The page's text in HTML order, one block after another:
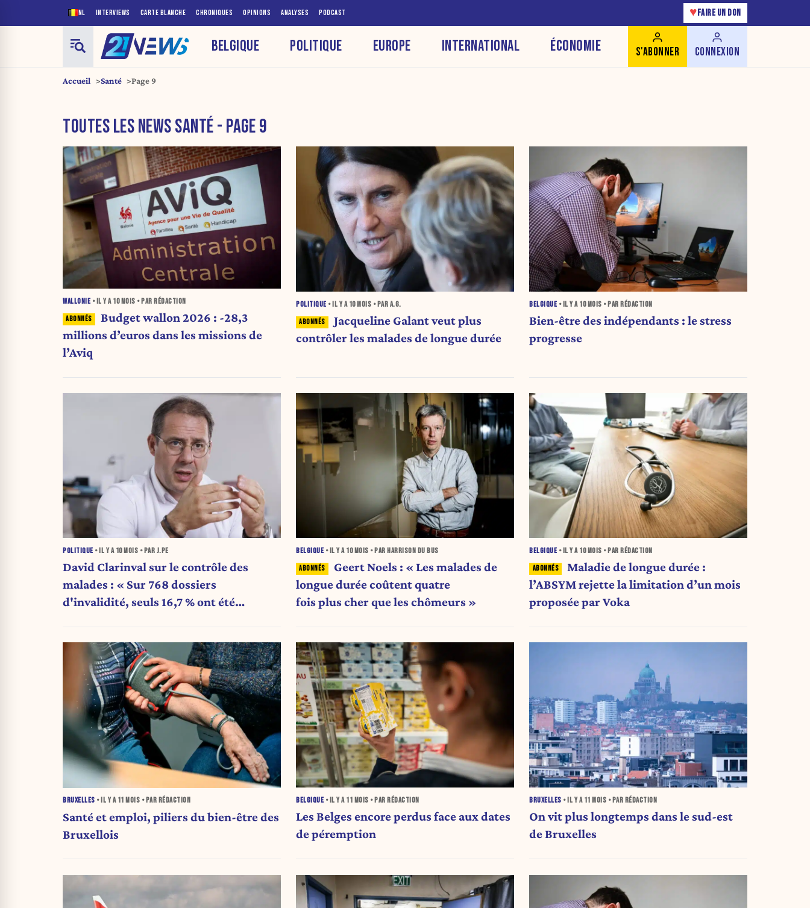
NL INTERVIEWS CARTE BLANCHE CHRONIQUES OPINIONS ANALYSES PODCAST ♥ FAIRE UN DON
BELGIQUE POLITIQUE EUROPE INTERNATIONAL ÉCONOMIE S'ABONNER CONNEXION
Accueil Santé Page 9
TOUTES LES NEWS SANTÉ - PAGE 9
WALLONIE • IL Y A 10 MOIS • PAR RÉDACTION
Budget wallon 2026 : -28,3
millions d’euros dans les missions de
l’Aviq
POLITIQUE • IL Y A 10 MOIS • PAR A.G.
Jacqueline Galant veut plus
contrôler les malades de longue durée
BELGIQUE • IL Y A 10 MOIS • PAR RÉDACTION
Bien-être des indépendants : le stress
progresse
POLITIQUE • IL Y A 10 MOIS • PAR J.PE
David Clarinval sur le contrôle des
malades : « Sur 768 dossiers
d'invalidité, seuls 16,7 % ont été
BELGIQUE • IL Y A 10 MOIS • PAR HARRISON DU BUS
Geert Noels : « Les malades de
longue durée coûtent quatre
fois plus cher que les chômeurs »
BELGIQUE • IL Y A 10 MOIS • PAR RÉDACTION
Maladie de longue durée :
l’ABSYM rejette la limitation d’un mois
proposée par Voka
BRUXELLES • IL Y A 11 MOIS • PAR RÉDACTION
Santé et emploi, piliers du bien-être des
Bruxellois
BELGIQUE • IL Y A 11 MOIS • PAR RÉDACTION
Les Belges encore perdus face aux dates
de péremption
BRUXELLES • IL Y A 11 MOIS • PAR RÉDACTION
On vit plus longtemps dans le sud-est
de Bruxelles